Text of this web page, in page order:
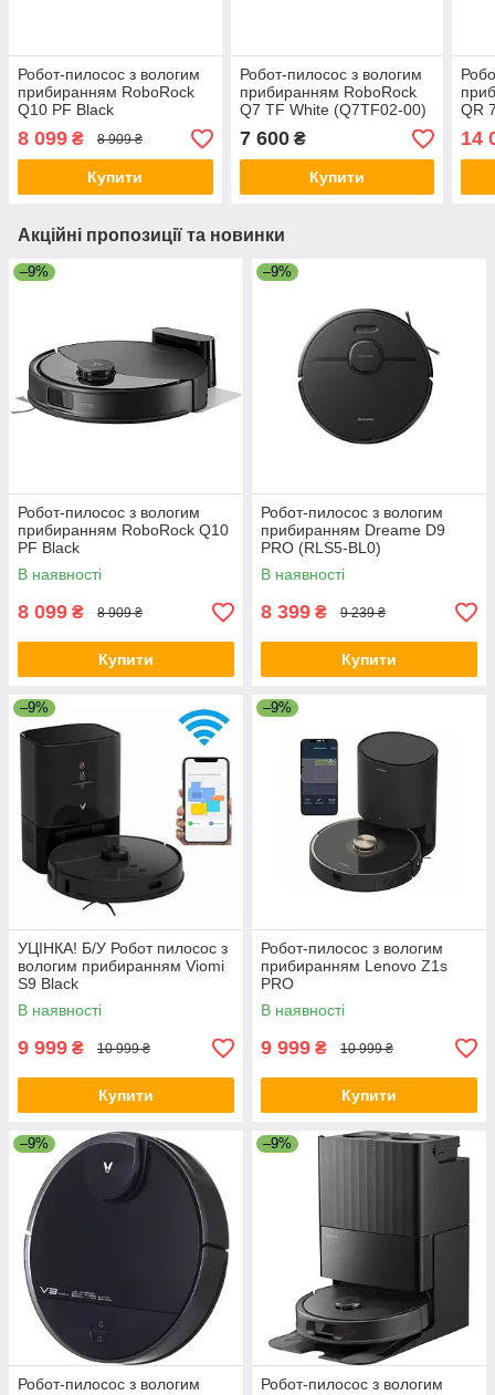
Робот-пилосос з вологим
прибиранням RoboRock
Q10 PF Black
8 099 ₴ 8 909 ₴
Купити
Робот-пилосос з вологим
прибиранням RoboRock
Q7 TF White (Q7TF02-00)
7 600₴
Купити
QR
14
Акційні пропозиції та новинки
–9%
Робот-пилосос з вологим
прибиранням RoboRock Q10
PF Black
В наявності
8 099 ₴ 8 909 ₴
Купити
–9%
Робот-пилосос з вологим
прибиранням Dreame D9
PRO (RLS5-BL0)
В наявності
8 399 ₴ 9 239 ₴
Купити
–9%
УЦІНКА! Б/У Робот пилосос з
вологим прибиранням Viomi
S9 Black
В наявності
9 999 ₴ 10 999 ₴
Купити
–9%
Робот-пилосос з вологим
прибиранням Lenovo Z1s
PRO
В наявності
9 999 ₴ 10 999 ₴
Купити
–9%
Робот-пилосос з вологим
–9%
Робот-пилосос з вологим